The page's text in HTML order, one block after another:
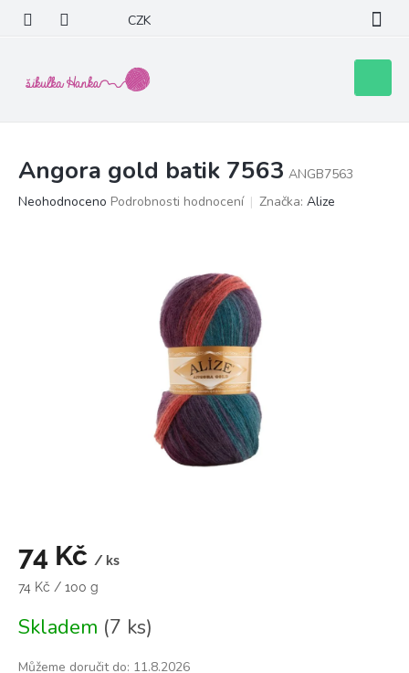
obsah
CZK
košík
Angora gold batik 7563 ANGB7563
Průměrné
Neohodnoceno Podrobnosti hodnocení Značka: Alize
74 Kč / ks
Měrná
74 Kč / 100 g
Skladem (7 ks)
Můžeme doručit do: 11.8.2026